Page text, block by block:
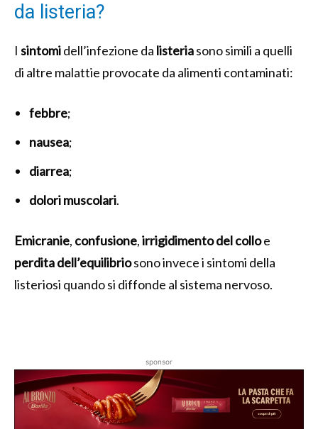
da listeria?
I sintomidell’infezione da listeriasono simili a quelli
di altre malattie provocate da alimenti contaminati:
febbre;
nausea;
diarrea;
dolori muscolari.
Emicranie, confusione,irrigidimento del colloe
perdita dell’equilibriosono invece i sintomi della
listeriosi quando si diffonde al sistema nervoso.
sponsor